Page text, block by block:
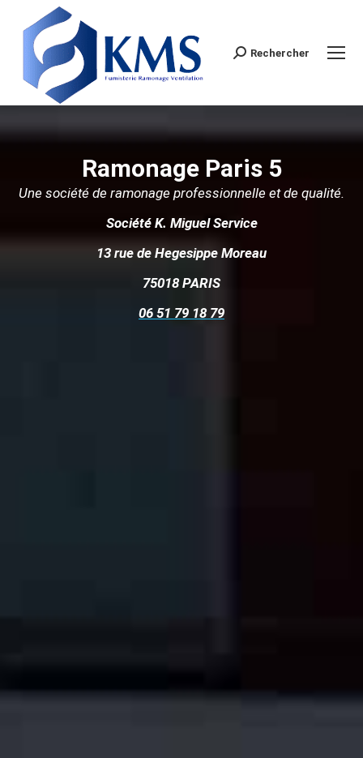
Search:
Rechercher
Ramonage Paris 5
Une société de ramonage professionnelle et de qualité.
Société K. Miguel Service
13 rue de Hegesippe Moreau
75018 PARIS
06 51 79 18 79